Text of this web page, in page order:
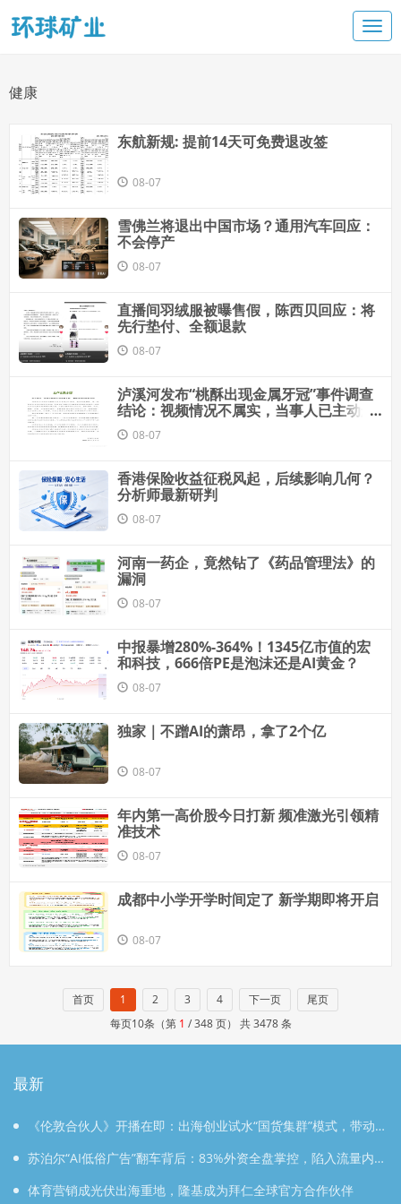
健康
东航新规: 提前14天可免费退改签
08-07
雪佛兰将退出中国市场？通用汽车回应：
不会停产
08-07
直播间羽绒服被曝售假，陈西贝回应：将
先行垫付、全额退款
08-07
泸溪河发布“桃酥出现金属牙冠”事件调查
结论：视频情况不属实，当事人已主动删
除致歉
08-07
香港保险收益征税风起，后续影响几何？
分析师最新研判
08-07
河南一药企，竟然钻了《药品管理法》的
漏洞
08-07
中报暴增280%-364%！1345亿市值的宏
和科技，666倍PE是泡沫还是AI黄金？
08-07
独家｜不蹭AI的萧昂，拿了2个亿
08-07
年内第一高价股今日打新 频准激光引领精
准技术
08-07
成都中小学开学时间定了 新学期即将开启
08-07
首页 1 2 3 4 下一页
尾页
每页10条（第 1 / 348 页） 共 3478 条
最新
《伦敦合伙人》开播在即：出海创业试水“国货集群”模式，带动
入境消费反向种草
苏泊尔“AI低俗广告”翻车背后：83%外资全盘掌控，陷入流量内
卷、质量频发的负循环
体育营销成光伏出海重地，隆基成为拜仁全球官方合作伙伴